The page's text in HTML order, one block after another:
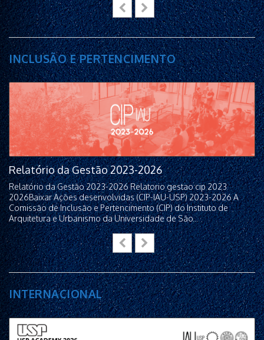
INCLUSÃO E PERTENCIMENTO
Relatório da Gestão 2023-2026
Relatório da Gestão 2023-2026 Relatorio gestao cip 2023
2026Baixar Ações desenvolvidas (CIP-IAU-USP) 2023-2026 A
Comissão de Inclusão e Pertencimento (CIP) do Instituto de
Arquitetura e Urbanismo da Universidade de São...
INTERNACIONAL